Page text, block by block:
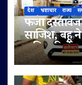
देश भ्रष्टाचार राज्य
फर्जी
साजिश, बहू ने
अधिकारियों
आरोप